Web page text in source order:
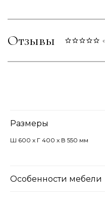
Отзывы
Размеры
Ш 600 х Г 400 х В 550 мм
Особенности мебели